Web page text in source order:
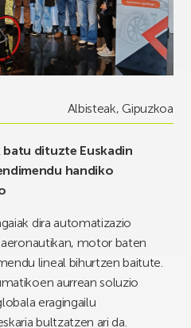
Albisteak,Gipuzkoa
batu dituzte Euskadin
handiko
dira automatizazio
motor baten
lineal bihurtzen baitute.
aurrean soluzio
eragingailu
bultzatzen ari da.